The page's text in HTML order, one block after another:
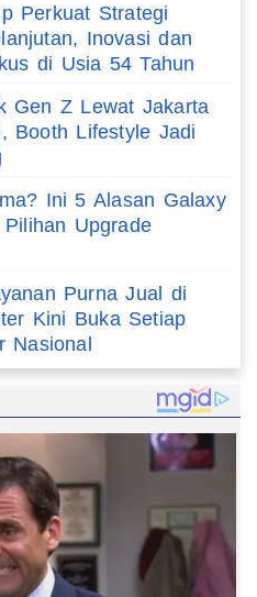
Perkuat Strategi
Inovasi dan
di Usia 54 Tahun
Gen Z Lewat Jakarta
Booth Lifestyle Jadi
Ini 5 Alasan Galaxy
Upgrade
Purna Jual di
Kini Buka Setiap
Nasional